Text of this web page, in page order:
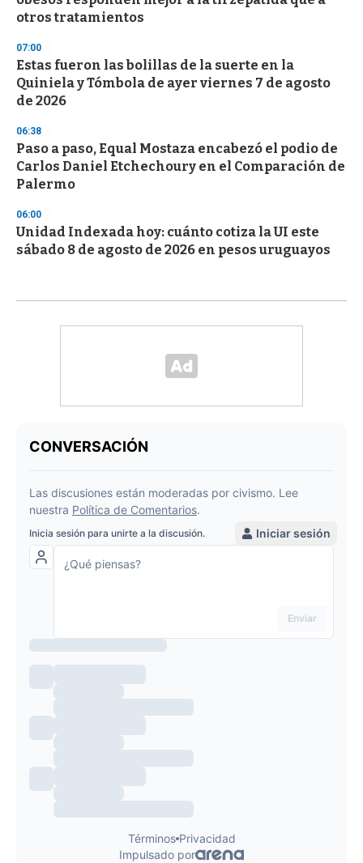
otros tratamientos
07:00
Estas fueron las bolillas de la suerte en la
Quiniela y Tómbola de ayer viernes 7 de agosto
de 2026
06:38
Paso a paso, Equal Mostaza encabezó el podio de
Carlos Daniel Etchechoury en el Comparación de
Palermo
06:00
Unidad Indexada hoy: cuánto cotiza la UI este
sábado 8 de agosto de 2026 en pesos uruguayos